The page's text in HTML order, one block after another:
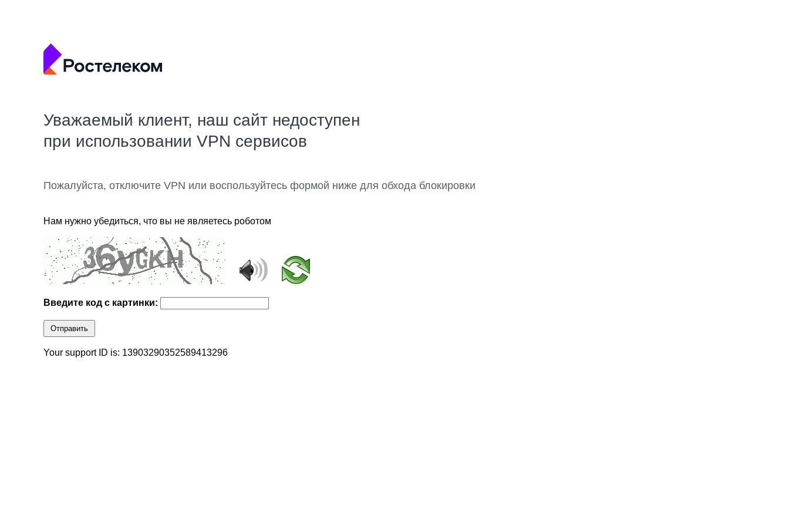
Уважаемый клиент, наш сайт недоступен
при использовании VPN сервисов
Пожалуйста, отключите VPN или воспользуйтесь формой ниже для обхода блокировки
Нам нужно убедиться, что вы не являетесь роботом
Введите код с картинки:
Отправить
Your support ID is: 13903290352589413296